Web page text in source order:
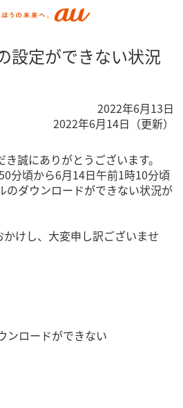
設定ができない状況
2022年6月13日
2022年6月14日（更新）
誠にありがとうございます。
分頃から6月14日午前1時10分頃
のダウンロードができない状況が
けし、大変申し訳ございませ
ンロードができない